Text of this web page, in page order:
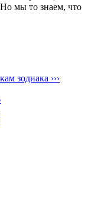
мы то знаем, что
зодиака ›››